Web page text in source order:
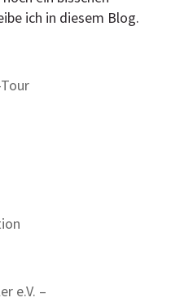
ich in diesem Blog.
e.V. –